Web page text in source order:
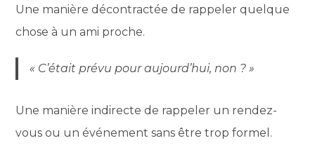
Une manière décontractée de rappeler quelque
chose à un ami proche.
« C’était prévu pour aujourd’hui, non ? »
Une manière indirecte de rappeler un rendez-
vous ou un événement sans être trop formel.